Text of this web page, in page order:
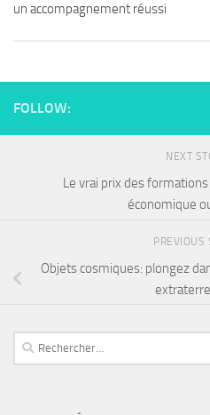
un accompagnement réussi
FOLLOW:
NEXT
Le vrai prix des
économique
PREVIOUS
Objets cosmiques: plongez